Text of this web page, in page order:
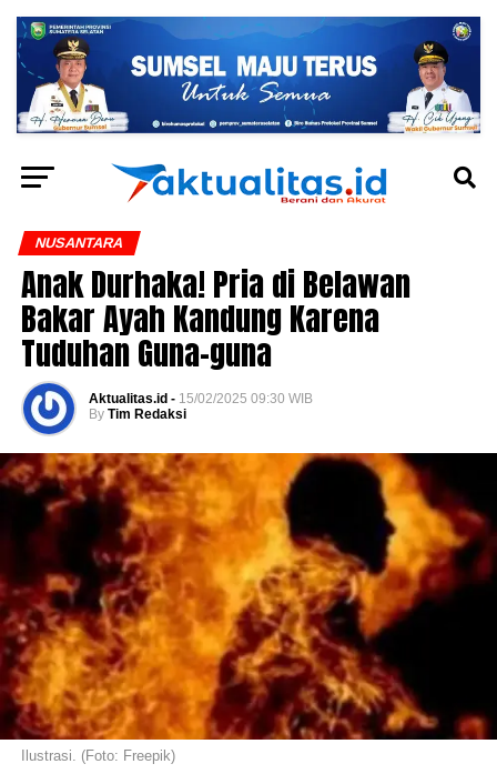
NUSANTARA
Anak Durhaka! Pria di Belawan
Bakar Ayah Kandung Karena
Tuduhan Guna-guna
Aktualitas.id - 15/02/2025 09:30 WIB
By Tim Redaksi
Ilustrasi. (Foto: Freepik)